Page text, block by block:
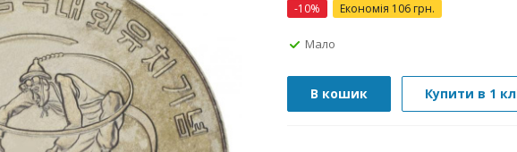
-10% Економія 106 грн.
Мало
В кошик Купити в 1